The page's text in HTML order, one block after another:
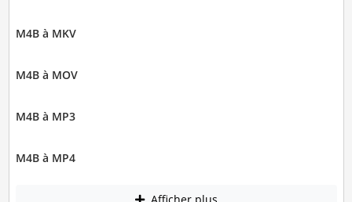
M4B à MKV
M4B à MOV
M4B à MP3
M4B à MP4
Afficher plus